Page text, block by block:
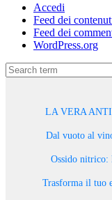
Accedi
Feed dei
Feed dei
WordPress.org
LA VERA
Dal vuoto al
Ossido nitrico:
Trasforma il tuo